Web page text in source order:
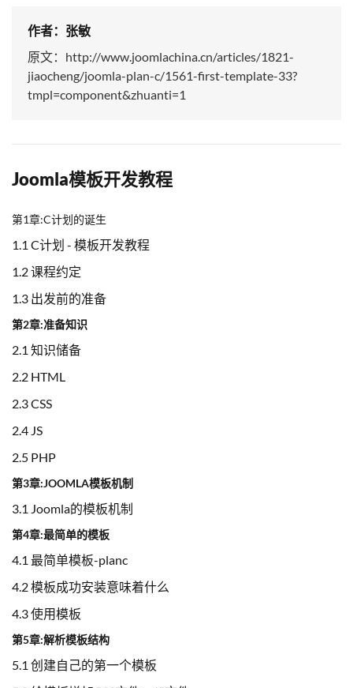
作者：张敏
原文：http://www.joomlachina.cn/articles/1821-
jiaocheng/joomla-plan-c/1561-first-template-33?
tmpl=component&zhuanti=1
Joomla模板开发教程
第1章:C计划的诞生
1.1 C计划 - 模板开发教程
1.2 课程约定
1.3 出发前的准备
第2章:准备知识
2.1 知识储备
2.2 HTML
2.3 CSS
2.4 JS
2.5 PHP
第3章:JOOMLA模板机制
3.1 Joomla的模板机制
第4章:最简单的模板
4.1 最简单模板-planc
4.2 模板成功安装意味着什么
4.3 使用模板
第5章:解析模板结构
5.1 创建自己的第一个模板